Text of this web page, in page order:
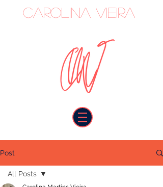
Carolina Vieira
Post
All Posts